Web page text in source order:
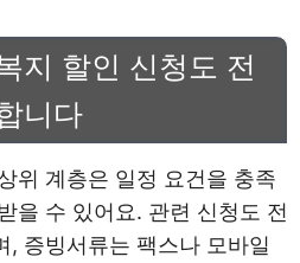
지 할인 신청도 전
니다
위 계층은 일정 요건을 충족
을 수 있어요. 관련 신청도 전
, 증빙서류는 팩스나 모바일